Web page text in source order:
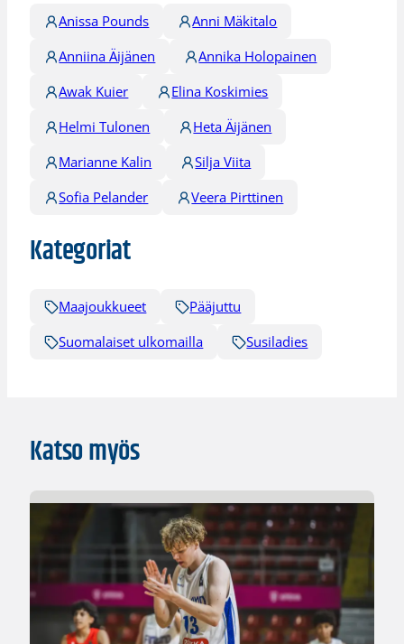
Anissa Pounds
Anni Mäkitalo
Anniina Äijänen
Annika Holopainen
Awak Kuier
Elina Koskimies
Helmi Tulonen
Heta Äijänen
Marianne Kalin
Silja Viita
Sofia Pelander
Veera Pirttinen
Kategoriat
Maajoukkueet
Pääjuttu
Suomalaiset ulkomailla
Susiladies
Katso myös